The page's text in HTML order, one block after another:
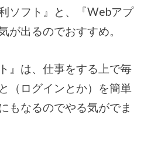
ソフト』と、『Webアプ
が出るのでおすすめ。
』は、仕事をする上で毎
（ログインとか）を簡単
もなるのでやる気がでま